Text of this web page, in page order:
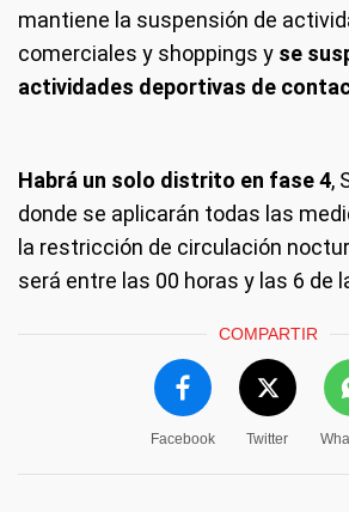
mantiene la suspensión de
comerciales y shoppings y se
actividades deportivas de
Habrá un solo distrito en fase 4,
donde se aplicarán todas las
la restricción de circulación
será entre las 00 horas y las 6 de
COMPARTIR
Facebook Twitter